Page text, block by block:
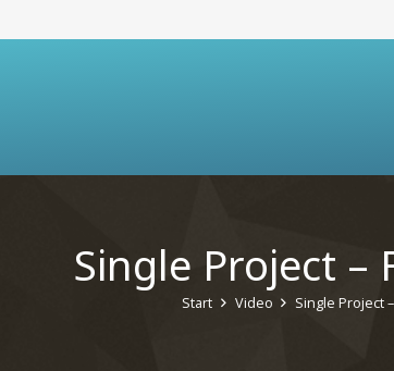
Single Project –
Start Video Single Project